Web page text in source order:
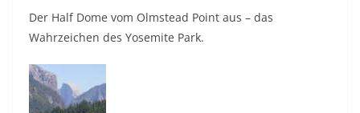
Der Half Dome vom Olmstead Point aus – das
Wahrzeichen des Yosemite Park.